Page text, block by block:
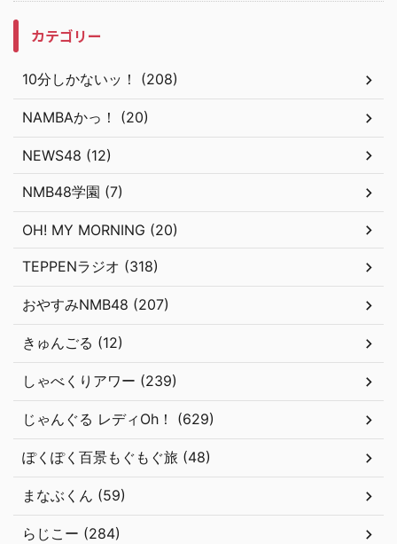
カテゴリー
10分しかないッ！ (208)
NAMBAかっ！ (20)
NEWS48 (12)
NMB48学園 (7)
OH! MY MORNING (20)
TEPPENラジオ (318)
おやすみNMB48 (207)
きゅんごる (12)
しゃべくりアワー (239)
じゃんぐる レディOh！ (629)
ぽくぽく百景もぐもぐ旅 (48)
まなぶくん (59)
らじこー (284)